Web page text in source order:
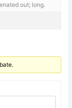
out; long.